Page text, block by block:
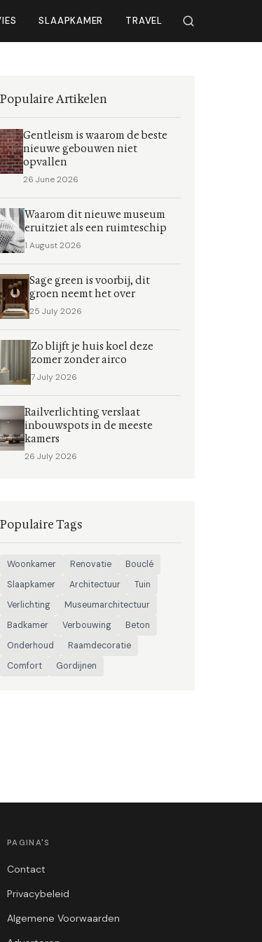
SLAAPKAMER TRAVEL
Populaire Artikelen
Gentleism is waarom de beste
nieuwe gebouwen niet
opvallen
26 June 2026
Waarom dit nieuwe museum
eruitziet als een ruimteschip
1 August 2026
Sage green is voorbij, dit
groen neemt het over
25 July 2026
Zo blijft je huis koel deze
zomer zonder airco
7 July 2026
Railverlichting verslaat
inbouwspots in de meeste
kamers
26 July 2026
Populaire Tags
Woonkamer Renovatie
Bouclé
Slaapkamer
Architectuur
Tuin
Verlichting
Museumarchitectuur
Badkamer
Verbouwing
Beton
Onderhoud
Raamdecoratie
Comfort
Gordijnen
PAGINA'S
Contact
Privacybeleid
Algemene Voorwaarden